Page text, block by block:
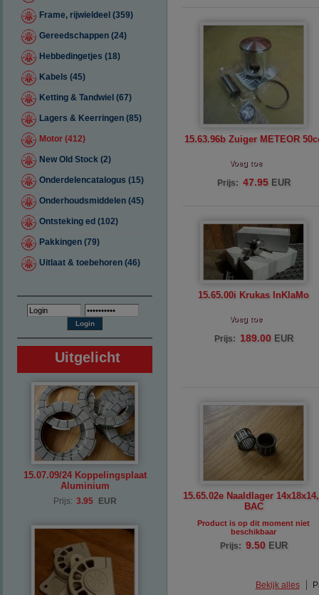
Frame, rijwieldeel (359)
Gereedschappen (24)
Hebbedingetjes (18)
Kabels (45)
Ketting & Tandwiel (67)
Lagers & Keerringen (85)
Motor (412)
New Old Stock (2)
Onderdelencatalogus (15)
Onderhoudsmiddelen (45)
Ontsteking ed (102)
Pakkingen (79)
Uitlaat & toebehoren (46)
Uitgelicht
15.07.09/24 Koppelingsplaat
Aluminium
Prijs: 3.95 EUR
15.63.96b Zuiger METEOR
Voeg toe
Prijs: 47.95 EUR
15.65.00i Krukas InKlaMo
Voeg toe
Prijs: 189.00 EUR
15.65.02e Naaldlager
BAC
Product is op dit moment niet
beschikbaar
Prijs: 9.50 EUR
Bekijk alles